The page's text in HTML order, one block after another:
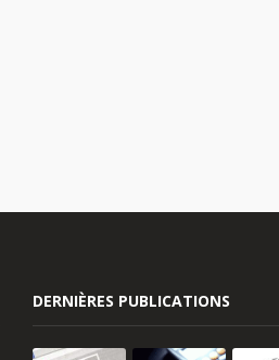
DERNIÈRES PUBLICATIONS